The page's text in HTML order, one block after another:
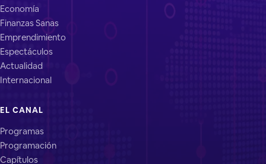
Economía
Finanzas Sanas
Emprendimiento
Espectáculos
Actualidad
Internacional
EL CANAL
Programas
Programación
Capítulos